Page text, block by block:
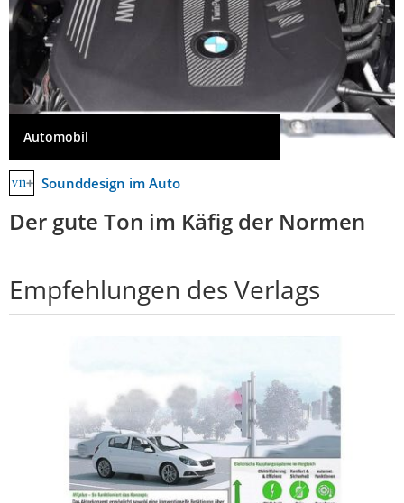
Automobil
Sounddesign im Auto
Der gute Ton im Käfig der Normen
Empfehlungen des Verlags